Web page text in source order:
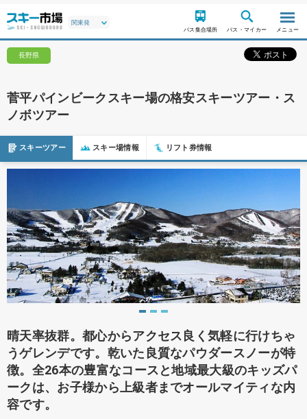
バス集合場所 バス・マイカー メニュー
長野県
菅平パインビークスキー場の格安スキーツアー・ス
ノボツアー
スキーツアー スキー場情報 リフト券情報
晴天率抜群。都心からアクセス良く気軽に行けちゃ
うゲレンデです。乾いた良質なパウダースノーが特
徴。全26本の豊富なコースと地域最大級のキッズパ
ークは、お子様から上級者までオールマイティな内
容です。